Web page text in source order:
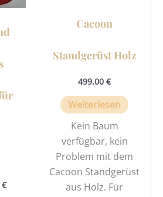
€
Optionen
Cacoon
Standgerüst Holz
499,00 €
Weiterlesen
Kein Baum
verfügbar, kein
Problem mit dem
Cacoon Standgerüst
aus Holz. Für